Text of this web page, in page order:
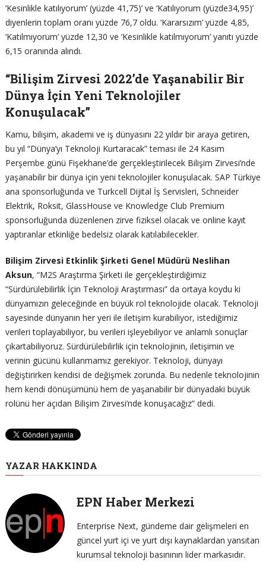
‘Kesinlikle katılıyorum’ (yüzde 41,75)’ ve ‘Katılıyorum (yüzde34,95)’
diyenlerin toplam oranı yüzde 76,7 oldu. ‘Kararsızım’ yüzde 4,85,
‘Katılmıyorum’ yüzde 12,30 ve ‘Kesinlikle katılmıyorum’ yanıtı yüzde
6,15 oranında alındı.
“Bilişim Zirvesi 2022’de Yaşanabilir Bir
Dünya İçin Yeni Teknolojiler
Konuşulacak”
Kamu, bilişim, akademi ve iş dünyasını 22 yıldır bir araya getiren,
bu yıl “Dünya’yı Teknoloji Kurtaracak” teması ile 24 Kasım
Perşembe günü Fişekhane’de gerçekleştirilecek Bilişim Zirvesi’nde
yaşanabilir bir dünya için yeni teknolojiler konuşulacak. SAP Türkiye
ana sponsorluğunda ve Turkcell Dijital İş Servisleri, Schneider
Elektrik, Roksit, GlassHouse ve Knowledge Club Premium
sponsorluğunda düzenlenen zirve fiziksel olacak ve online kayıt
yaptıranlar etkinliğe bedelsiz olarak katılabilecekler.
Bilişim Zirvesi Etkinlik Şirketi Genel Müdürü Neslihan
Aksun, “M2S Araştırma Şirketi ile gerçekleştirdiğimiz
“Sürdürülebilirlik İçin Teknoloji Araştırması” da ortaya koydu ki
dünyamızın geleceğinde en büyük rol teknolojide olacak. Teknoloji
sayesinde dünyanın her yeri ile iletişim kurabiliyor, istediğimiz
verileri toplayabiliyor, bu verileri işleyebiliyor ve anlamlı sonuçlar
çıkartabiliyoruz. Sürdürülebilirlik için teknolojinin, iletişimin ve
verinin gücünü kullanmamız gerekiyor. Teknoloji, dünyayı
değiştirirken kendisi de değişmek zorunda. Bu nedenle teknolojinin
hem kendi dönüşümünü hem de yaşanabilir bir dünyadaki büyük
rolünü her açıdan Bilişim Zirvesi’nde konuşacağız” dedi.
YAZAR HAKKINDA
EPN Haber Merkezi
Enterprise Next, gündeme dair gelişmeleri en
güncel yurt içi ve yurt dışı kaynaklardan yansıtan
kurumsal teknoloji basınının lider markasıdır.